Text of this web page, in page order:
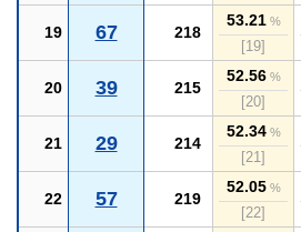
19 67 218
53.21%
[19]
20 39 215
52.56%
[20]
21 29 214
52.34%
[21]
22 57 219
52.05%
[22]